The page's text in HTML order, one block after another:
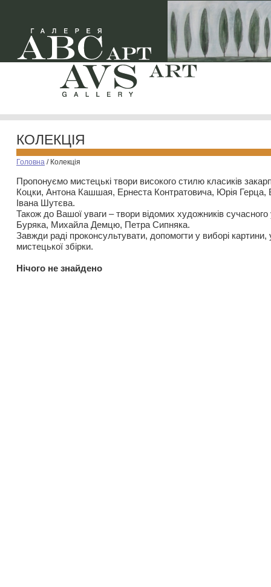
КОЛЕКЦІЯ
Головна / Колекція
Пропонуємо мистецькі твори високого стилю класиків
Коцки, Антона Кашшая, Ернеста Контратовича, Юрія
Івана Шутєва.
Також до Вашої уваги – твори відомих художників
Буряка, Михайла Демцю, Петра Сипняка.
Завжди раді проконсультувати, допомогти у виборі картини,
мистецької збірки.
Нiчого не знайдено